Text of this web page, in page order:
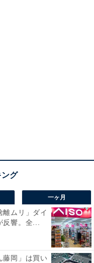
一ヶ月
離ムリ」ダイ
響。全...
藤岡」は買い